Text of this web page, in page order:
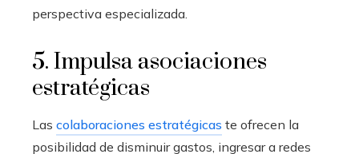
perspectiva especializada.
5. Impulsa asociaciones
estratégicas
Las colaboraciones estratégicas te ofrecen la
posibilidad de disminuir gastos, ingresar a redes